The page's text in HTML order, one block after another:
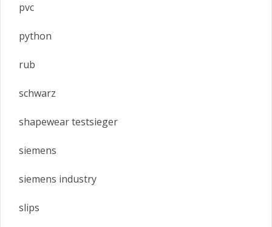
pvc
python
rub
schwarz
shapewear testsieger
siemens
siemens industry
slips